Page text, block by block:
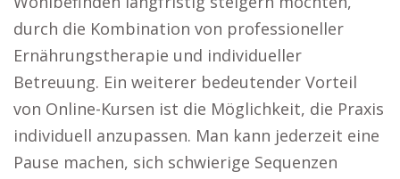
durch die Kombination von professioneller
Ernährungstherapie und individueller
Betreuung. Ein weiterer bedeutender Vorteil
von Online-Kursen ist die Möglichkeit, die Praxis
individuell anzupassen. Man kann jederzeit eine
Pause machen, sich schwierige Sequenzen